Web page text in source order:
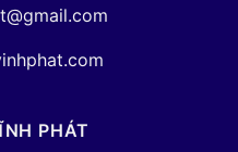
PHÁT